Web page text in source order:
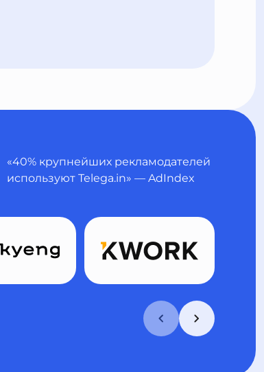
«40% крупнейших рекламодателей
используют Telega.in» — AdIndex